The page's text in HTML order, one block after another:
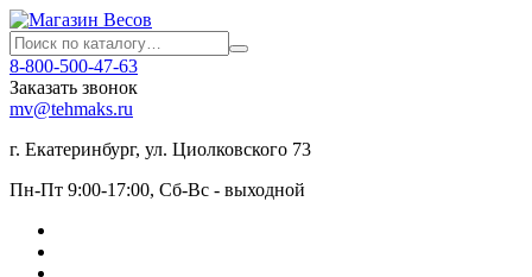
8-800-500-47-63
Заказать звонок
mv@tehmaks.ru
г. Екатеринбург, ул. Циолковского 73
Пн-Пт 9:00-17:00, Сб-Вс - выходной